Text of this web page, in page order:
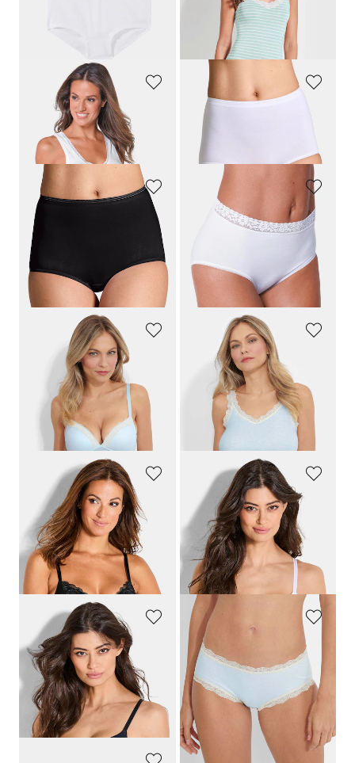
Laagste prijs van de afgelopen 30
Laagste prijs van de afgelopen 30
dagen**: 17,96 € (-16%)
SPEIDEL
Twee hemden
39,95 €
SPEIDEL
Shorts, set van 2
19,99 €
SPEIDEL
Shorts, set van 2
15,99 €
Laagste prijs van de afgelopen 30
dagen**: 19,99 € (-20%)
Twee tailleslips
Laagste prijs van de afgelopen 30
dagen**: 26,96 €
(-11%)
Kanten beha zonder beugels
49,95 €
Laagste prijs van de afgelopen 30
dagen**: 39,96 € (-12%)
SPEIDEL
Hemdje met kanten halslijn
39,95 €
SPEIDEL
BH zonder beugels met kant
41,96 €69,95 €
Laagste prijs van de afgelopen 30
dagen**: 48,97 €
(-14%)
SPEIDEL
BH zonder beugels met soft-cups
29,97 €49,95 €
Laagste prijs van de afgelopen 30
dagen**: 34,97 €
SPEIDEL
BH zonder beugels met soft-cups
29,97 €49,95 €
Laagste prijs van de afgelopen 30
dagen**: 34,97 €
SPEIDEL
Naadloze tailleslip met kant
17,47 €
24,95 €
Laagste prijs van de afgelopen 30
dagen**: 19,95 €
(-12%)